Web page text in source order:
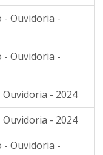
- Ouvidoria -
- Ouvidoria -
- 2024
- 2024
- Ouvidoria -